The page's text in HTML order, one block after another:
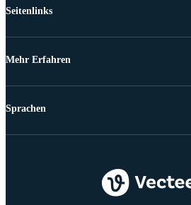
Seitenlinks
Mehr Erfahren
Sprachen